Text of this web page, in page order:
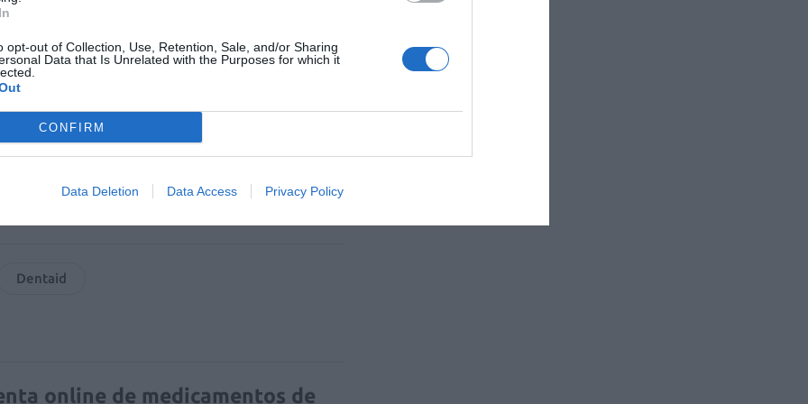
opt-out of Collection, Use, Retention, Sale, and/or Sharing
Data that Is Unrelated with the Purposes for which it
CONFIRM
Data Deletion Data Access Privacy Policy
cepillo-dientes-sonico-vitis-sonic
preferida de Google
de actualidad.
Dentaid
online de medicamentos de